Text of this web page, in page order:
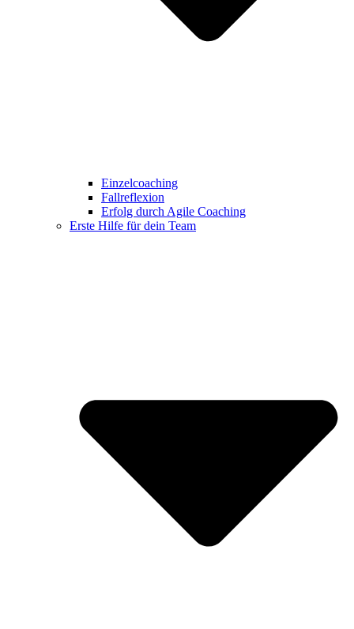
Einzelcoaching
Fallreflexion
Erfolg durch Agile Coaching
Erste Hilfe für dein Team